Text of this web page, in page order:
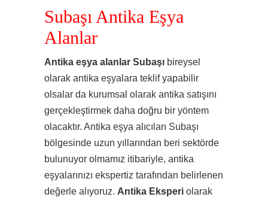
Subaşı Antika Eşya
Alanlar
Antika eşya alanlar Subaşı bireysel
olarak antika eşyalara teklif yapabilir
olsalar da kurumsal olarak antika satışını
gerçekleştirmek daha doğru bir yöntem
olacaktır. Antika eşya alıcıları Subaşı
bölgesinde uzun yıllarından beri sektörde
bulunuyor olmamız itibariyle, antika
eşyalarınızı ekspertiz tarafından belirlenen
değerle alıyoruz. Antika Eksperi olarak